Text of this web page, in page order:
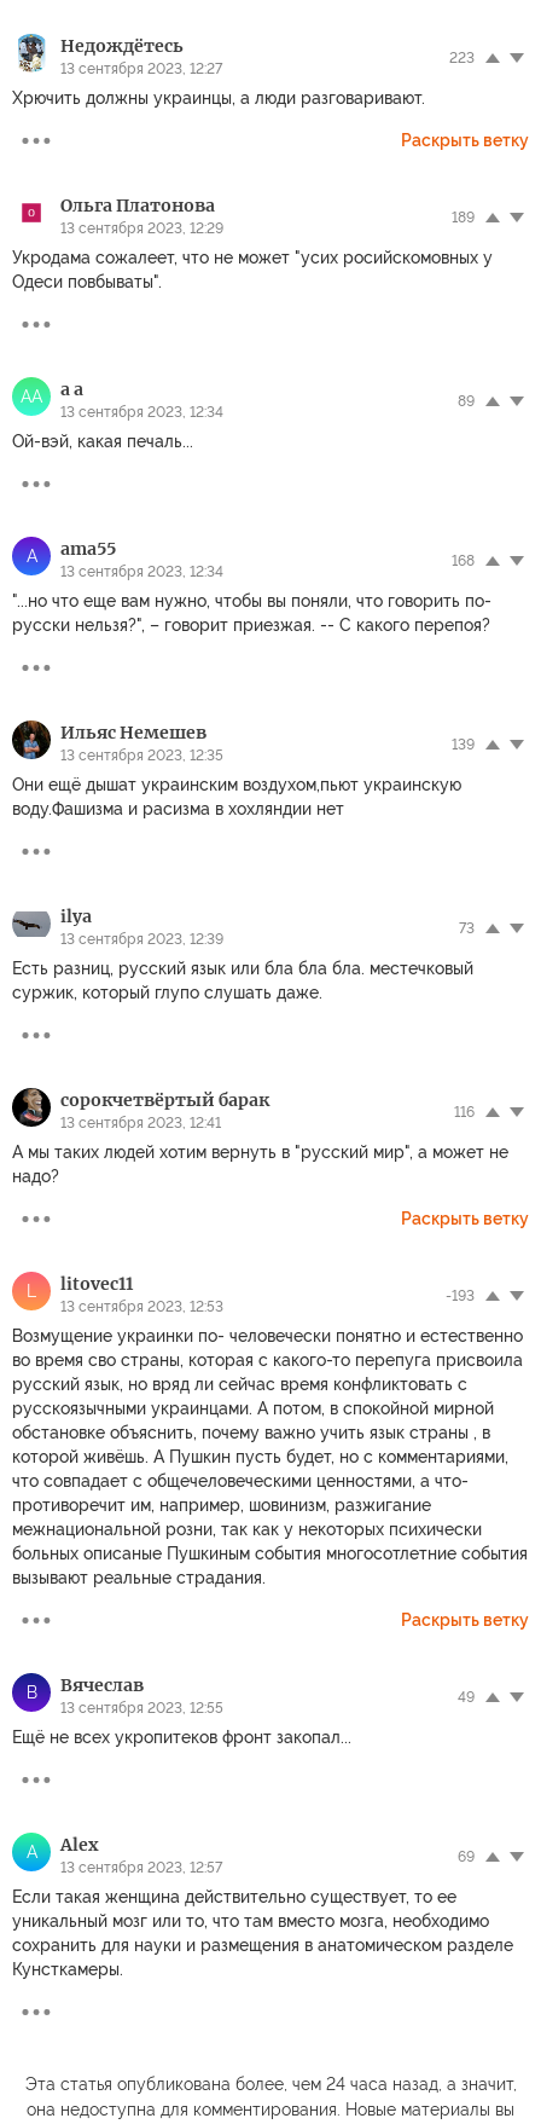
Недождётесь
13 сентября 2023, 12:27
223
Хрючить должны украинцы, а люди разговаривают.
Раскрыть ветку
Ольга Платонова
13 сентября 2023, 12:29
189
Укродама сожалеет, что не может "усих росийскомовных у
Одеси повбываты".
AA a a
13 сентября 2023, 12:34
89
Ой-вэй, какая печаль...
A ama55
13 сентября 2023, 12:34
168
"...но что еще вам нужно, чтобы вы поняли, что говорить по-
русски нельзя?", – говорит приезжая. -- С какого перепоя?
Ильяс Немешев
13 сентября 2023, 12:35
139
Они ещё дышат украинским воздухом,пьют украинскую
воду.Фашизма и расизма в хохляндии нет
ilya
13 сентября 2023, 12:39
73
Есть разниц, русский язык или бла бла бла. местечковый
суржик, который глупо слушать даже.
сорокчетвёртый барак
13 сентября 2023, 12:41
116
А мы таких людей хотим вернуть в "русский мир", а может не
надо?
Раскрыть ветку
L litovec11
13 сентября 2023, 12:53
-193
Возмущение украинки по- человечески понятно и естественно
во время сво страны, которая с какого-то перепуга присвоила
русский язык, но вряд ли сейчас время конфликтовать с
русскоязычными украинцами. А потом, в спокойной мирной
обстановке объяснить, почему важно учить язык страны , в
которой живёшь. А Пушкин пусть будет, но с комментариями,
что совпадает с общечеловеческими ценностями, а что-
противоречит им, например, шовинизм, разжигание
межнациональной розни, так как у некоторых психически
больных описаные Пушкиным события многосотлетние события
вызывают реальные страдания.
Раскрыть ветку
В Вячеслав
13 сентября 2023, 12:55
49
Ещё не всех укропитеков фронт закопал...
A Alex
13 сентября 2023, 12:57
69
Если такая женщина действительно существует, то ее
уникальный мозг или то, что там вместо мозга, необходимо
сохранить для науки и размещения в анатомическом разделе
Кунсткамеры.
Эта статья опубликована более, чем 24 часа назад, а значит,
она недоступна для комментирования. Новые материалы вы